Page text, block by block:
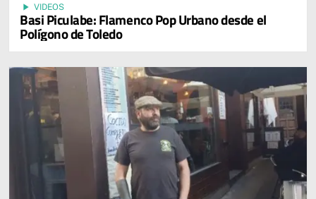
play_arrow VIDEOS
Basi Piculabe: Flamenco Pop Urbano desde el
Polígono de Toledo